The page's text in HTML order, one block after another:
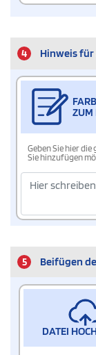
4 Hinweis für
ZUM
Geben Sie hier
Sie hinzufügen
5 Beifügen
DATEI